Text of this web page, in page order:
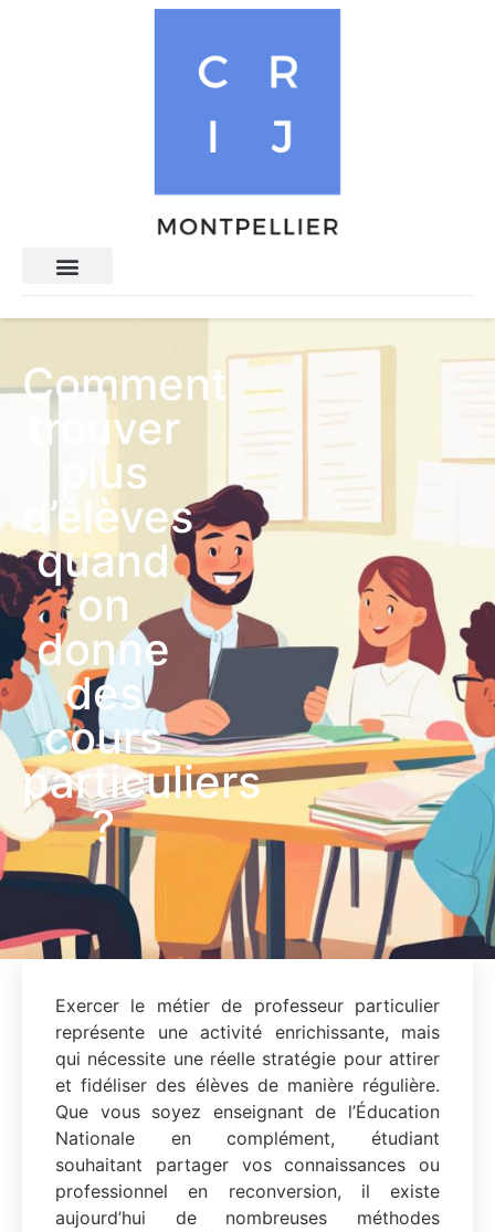
Comment
trouver
plus
d’élèves
quand
on
donne
des
cours
particuliers
?
Exercer le métier de professeur particulier
représente une activité enrichissante, mais
qui nécessite une réelle stratégie pour attirer
et fidéliser des élèves de manière régulière.
Que vous soyez enseignant de l’Éducation
Nationale en complément, étudiant
souhaitant partager vos connaissances ou
professionnel en reconversion, il existe
aujourd’hui de nombreuses méthodes